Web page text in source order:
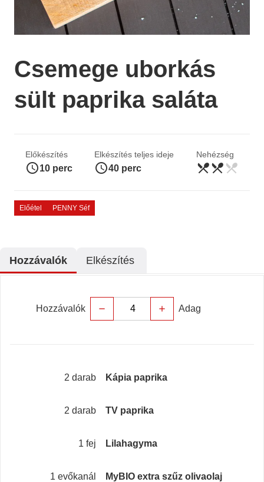
Csemege uborkás
sült paprika saláta
Előkészítés
access_time10 perc
Elkészítés teljes ideje
access_time40 perc
Nehézség
közepes
restaurant_menurestaurant_menu restaurant_menu
Előétel PENNY Séf
Hozzávalók Elkészítés
Hozzávalók remove add Adag
2 darab Kápia paprika
2 darab TV paprika
1 fej Lilahagyma
1 evőkanál MyBIO extra szűz olivaolaj